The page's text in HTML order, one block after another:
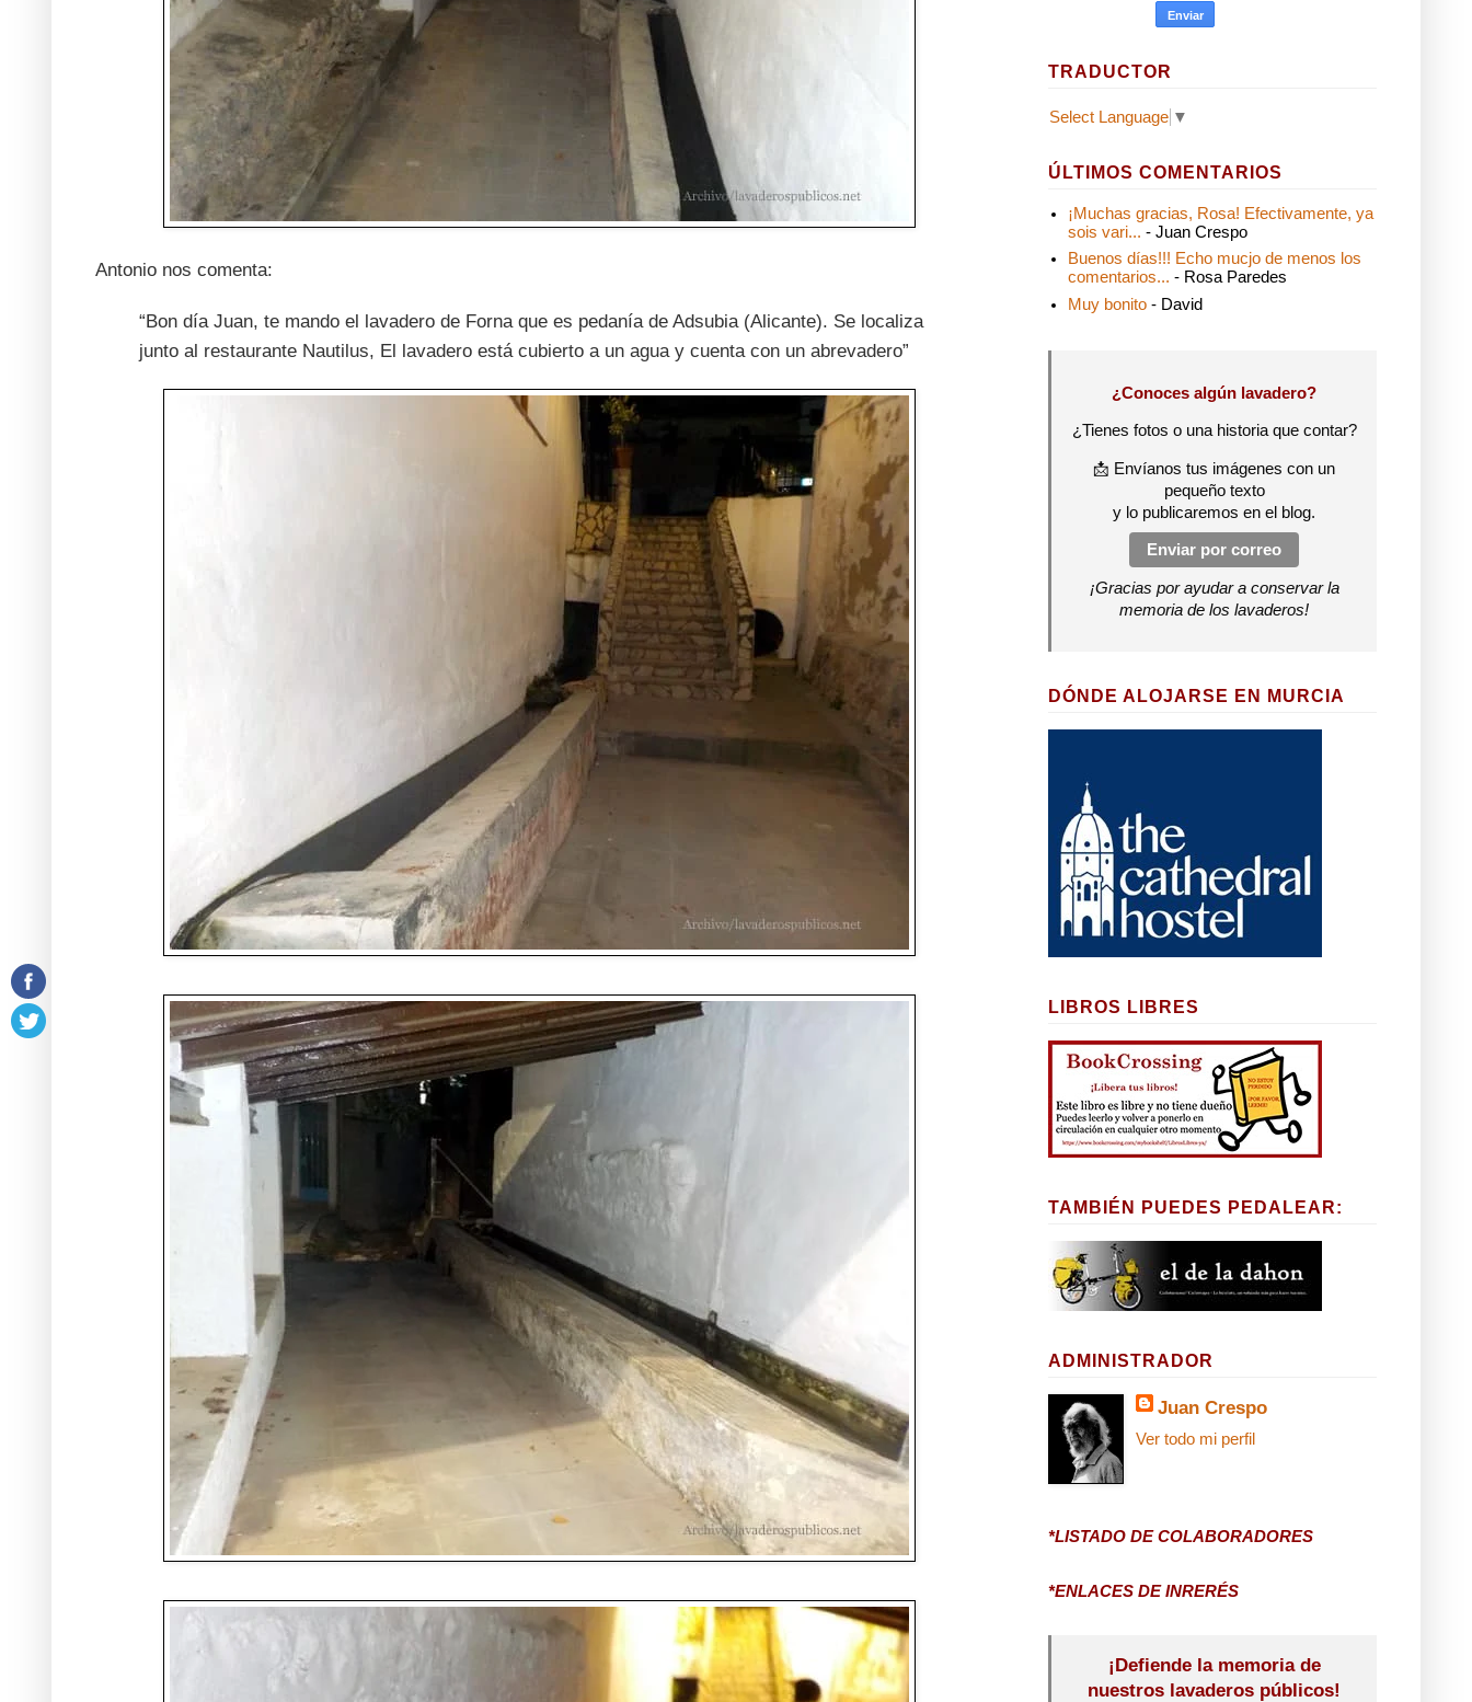
Antonio nos comenta:
“Bon día Juan, te mando el lavadero de Forna que es pedanía de Adsubia (Alicante). Se localiza
junto al restaurante Nautilus, El lavadero está cubierto a un agua y cuenta con un abrevadero”
TRADUCTOR
Select Language ▼
ÚLTIMOS COMENTARIOS
¡Muchas gracias, Rosa! Efectivamente, ya
sois vari... - Juan Crespo
Buenos días!!! Echo mucjo de menos los
comentarios... - Rosa Paredes
Muy bonito - David
¿Conoces algún lavadero?
¿Tienes fotos o una historia que contar?
📩 Envíanos tus imágenes con un
pequeño texto
y lo publicaremos en el blog.
Enviar por correo
¡Gracias por ayudar a conservar la
memoria de los lavaderos!
DÓNDE ALOJARSE EN MURCIA
LIBROS LIBRES
TAMBIÉN PUEDES PEDALEAR:
ADMINISTRADOR
Juan Crespo
Ver todo mi perfil
*LISTADO DE COLABORADORES
*ENLACES DE INRERÉS
¡Defiende la memoria de
nuestros lavaderos públicos!